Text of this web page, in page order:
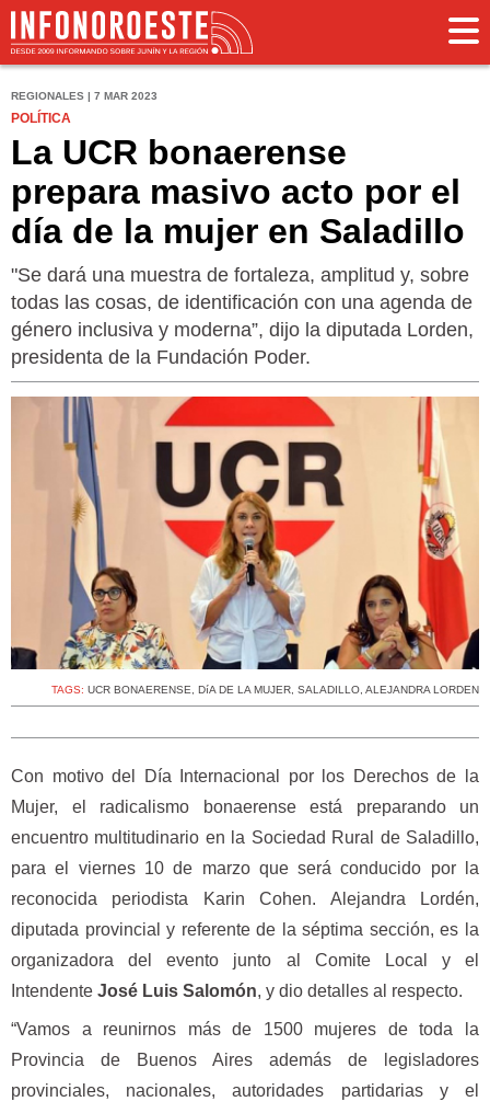
REGIONALES | 7 MAR 2023
POLÍTICA
La UCR bonaerense
prepara masivo acto por el
día de la mujer en Saladillo
"Se dará una muestra de fortaleza, amplitud y, sobre
todas las cosas, de identificación con una agenda de
género inclusiva y moderna”, dijo la diputada Lorden,
presidenta de la Fundación Poder.
TAGS: UCR BONAERENSE, DíA DE LA MUJER, SALADILLO, ALEJANDRA LORDEN
Con motivo del Día Internacional por los Derechos de la
Mujer, el radicalismo bonaerense está preparando un
encuentro multitudinario en la Sociedad Rural de Saladillo,
para el viernes 10 de marzo que será conducido por la
reconocida periodista Karin Cohen. Alejandra Lordén,
diputada provincial y referente de la séptima sección, es la
organizadora del evento junto al Comite Local y el
Intendente José Luis Salomón, y dio detalles al respecto.
“Vamos a reunirnos más de 1500 mujeres de toda la
Provincia de Buenos Aires además de legisladores
provinciales, nacionales, autoridades partidarias y el